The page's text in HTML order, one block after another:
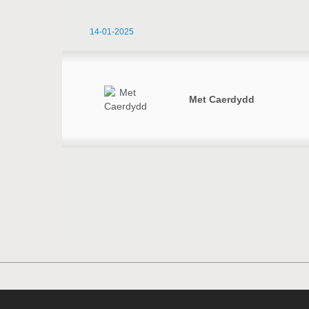
14-01-2025
Met Caerdydd